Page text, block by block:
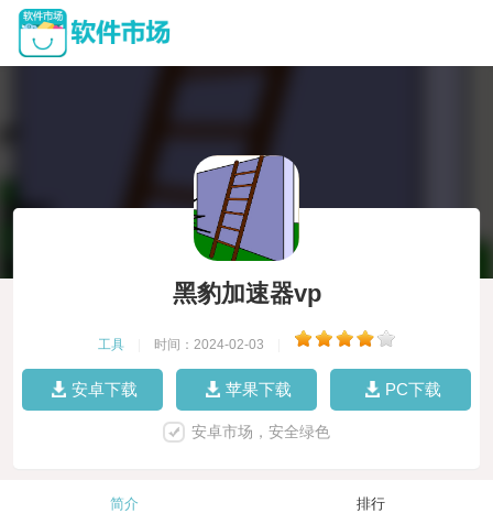
黑豹加速器vp
工具 时间：2024-02-03
安卓下载 苹果下载 PC下载
安卓市场，安全绿色
简介 排行